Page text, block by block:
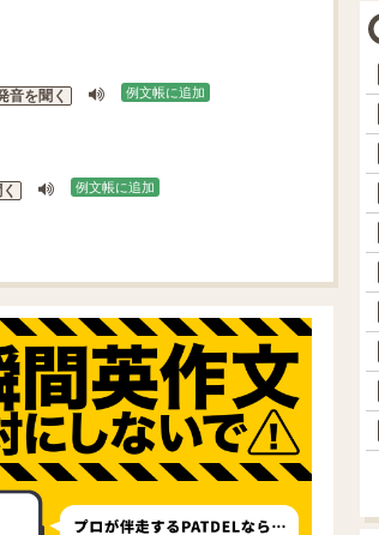
音を聞く 例文帳に追加
例文帳に追加